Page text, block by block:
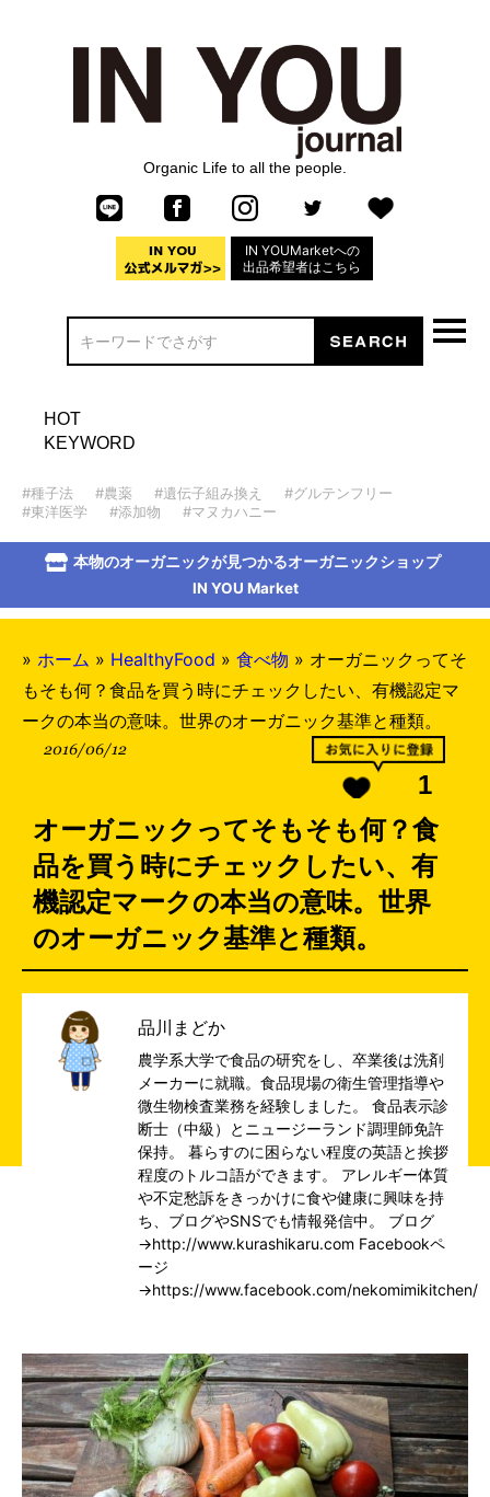
Organic Life to all the people.
IN YOUMarketへの
出品希望者はこちら
HOT
KEYWORD
#種子法 #農薬 #遺伝子組み換え
#グルテンフリー
#東洋医学
#添加物 #マヌカハニー
本物のオーガニックが見つかるオーガニックショップ
IN YOU Market
» ホーム » HealthyFood » 食べ物 » オーガニックってそ
もそも何？食品を買う時にチェックしたい、有機認定マ
ークの本当の意味。世界のオーガニック基準と種類。
2016/06/12
1
オーガニックってそもそも何？食
品を買う時にチェックしたい、有
機認定マークの本当の意味。世界
のオーガニック基準と種類。
品川まどか
農学系大学で食品の研究をし、卒業後は洗剤
メーカーに就職。食品現場の衛生管理指導や
微生物検査業務を経験しました。 食品表示診
断士（中級）とニュージーランド調理師免許
保持。 暮らすのに困らない程度の英語と挨拶
程度のトルコ語ができます。 アレルギー体質
や不定愁訴をきっかけに食や健康に興味を持
ち、ブログやSNSでも情報発信中。 ブログ
→http://www.kurashikaru.com Facebookペ
ージ
→https://www.facebook.com/nekomimikitchen/